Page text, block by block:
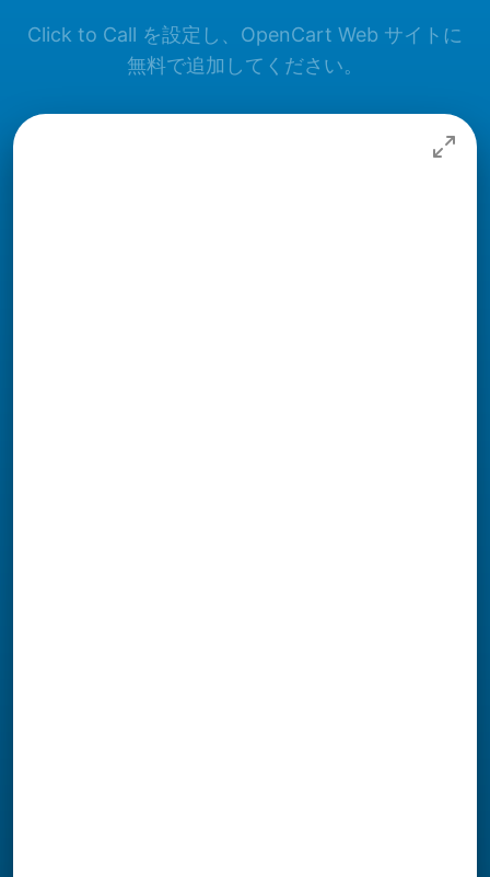
Click to Call を設定し、OpenCart Web サイトに
無料で追加してください。